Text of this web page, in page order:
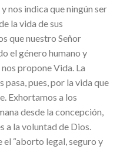
nos indica que ningún ser
la vida de sus
que nuestro Señor
el género humano y
propone Vida. La
pues, por la vida que
Exhortamos a los
desde la concepción,
a la voluntad de Dios.
el “aborto legal, seguro y